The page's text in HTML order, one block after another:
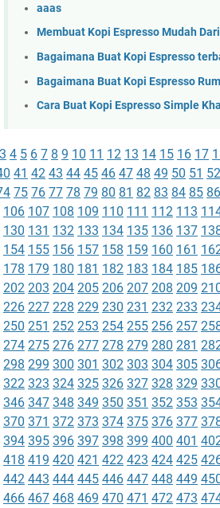
aaas
Membuat Kopi Espresso Mudah
Bagaimana Buat Kopi Espresso
Bagaimana Buat Kopi Espresso
Cara Buat Kopi Espresso Simple
3 4 5 6 7 8 9 10 11 12 13 14 15 16 17
41 42 43 44 45 46 47 48 49 50 51 52
75 76 77 78 79 80 81 82 83 84 85 86
106 107 108 109 110 111 112 113
130 131 132 133 134 135 136 137
154 155 156 157 158 159 160 161
178 179 180 181 182 183 184 185
202 203 204 205 206 207 208 209
226 227 228 229 230 231 232 233
250 251 252 253 254 255 256 257
274 275 276 277 278 279 280 281
298 299 300 301 302 303 304 305
322 323 324 325 326 327 328 329
346 347 348 349 350 351 352 353
370 371 372 373 374 375 376 377
394 395 396 397 398 399 400 401
418 419 420 421 422 423 424 425
442 443 444 445 446 447 448 449
466 467 468 469 470 471 472 473